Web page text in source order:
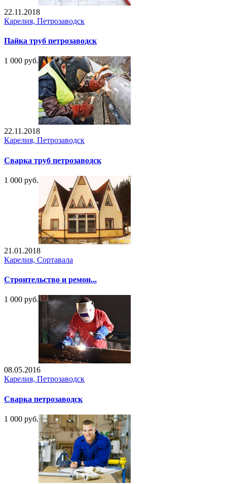
22.11.2018
Карелия, Петрозаводск
Пайка труб петрозаводск
1 000 руб.
22.11.2018
Карелия, Петрозаводск
Сварка труб петрозаводск
1 000 руб.
21.01.2018
Карелия, Сортавала
Строительство и ремон...
1 000 руб.
08.05.2016
Карелия, Петрозаводск
Сварка петрозаводск
1 000 руб.